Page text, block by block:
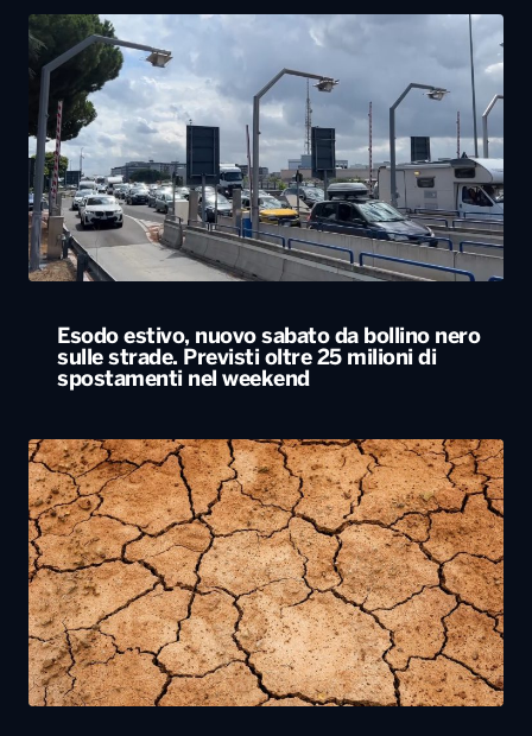
Esodo estivo, nuovo sabato da bollino nero
sulle strade. Previsti oltre 25 milioni di
spostamenti nel weekend
Siccità, allarme nel 60% del territorio
italiano. Costi per l’irrigazione alle stelle